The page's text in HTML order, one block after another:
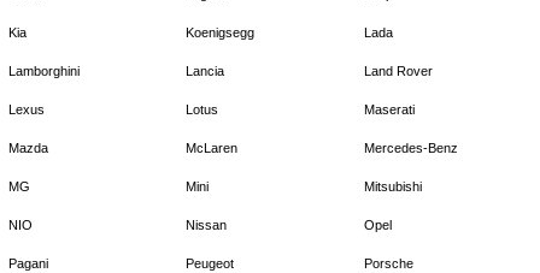
Kia Koenigsegg Lada
Lamborghini Lancia Land Rover
Lexus Lotus Maserati
Mazda McLaren Mercedes-Benz
MG Mini Mitsubishi
NIO Nissan Opel
Pagani Peugeot Porsche